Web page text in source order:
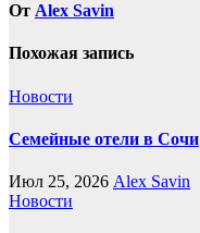
От Alex Savin
Похожая запись
Новости
Семейные отели в Сочи
Июл 25, 2026 Alex Savin
Новости